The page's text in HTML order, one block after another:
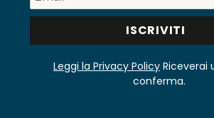
Leggi la Privacy Policy Riceverai
conferma.